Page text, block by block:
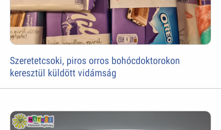
Szeretetcsoki, piros orros bohócdoktorokon
keresztül küldött vidámság